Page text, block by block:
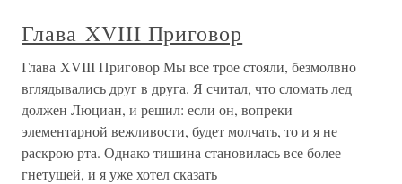
Глава XVIII Приговор
Глава XVIII Приговор Мы все трое стояли, безмолвно
вглядывались друг в друга. Я считал, что сломать лед
должен Люциан, и решил: если он, вопреки
элементарной вежливости, будет молчать, то и я не
раскрою рта. Однако тишина становилась все более
гнетущей, и я уже хотел сказать